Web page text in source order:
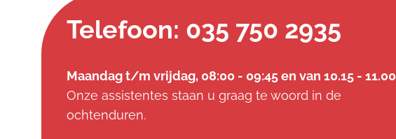
Telefoon: 035 750 2935
Maandag t/m vrijdag, 08:00 - 09:45 en van 10.15 - 11.00
Onze assistentes staan u graag te woord in de
ochtenduren.